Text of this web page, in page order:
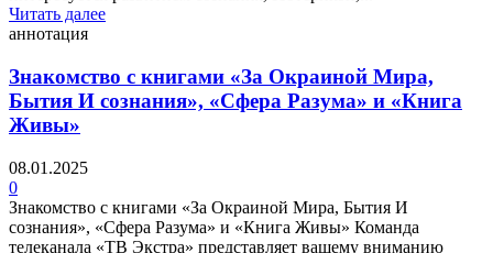
Читать далее
аннотация
Знакомство с книгами «За Окраиной Мира,
Бытия И сознания», «Сфера Разума» и «Книга
Живы»
08.01.2025
0
Знакомство с книгами «За Окраиной Мира, Бытия И
сознания», «Сфера Разума» и «Книга Живы» Команда
телеканала «ТВ Экстра» представляет вашему вниманию